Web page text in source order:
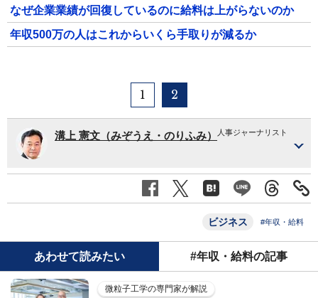
なぜ企業業績が回復しているのに給料は上がらないのか
年収500万の人はこれからいくら手取りが減るか
1 2
溝上 憲文（みぞうえ・のりふみ） 人事ジャーナリスト
ビジネス #年収・給料
あわせて読みたい #年収・給料の記事
微粒子工学の専門家が解説